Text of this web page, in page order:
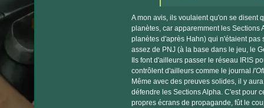
A mon avis, ils voulaient qu'on se disent
planètes, car apparemment les
planètes d'après Hahn) qui n'étaient
assez de PNJ (à la base dans le jeu, le
Ils font d'ailleurs passer le réseau IRIS
contrôlent d'ailleurs comme le journal
Même avec des preuves solides, il y
défendre les Sections Alpha. C'est pour
propres écrans de propagande, fût le